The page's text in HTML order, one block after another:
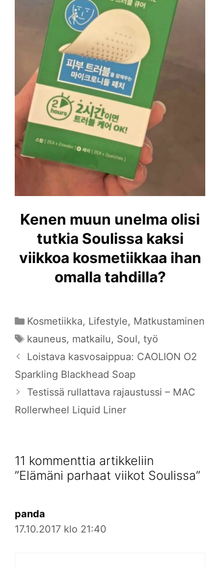
Kenen muun unelma olisi
tutkia Soulissa kaksi
viikkoa kosmetiikkaa ihan
omalla tahdilla?
Kategoriat
Kosmetiikka, Lifestyle, Matkustaminen
Avainsanat
kauneus, matkailu, Soul, työ
Loistava kasvosaippua: CAOLION O2
Sparkling Blackhead Soap
Testissä rullattava rajaustussi – MAC
Rollerwheel Liquid Liner
11 kommenttia artikkeliin
”Elämäni parhaat viikot Soulissa”
panda
17.10.2017 klo 21:40